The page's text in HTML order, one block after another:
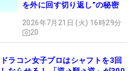
を外に回す切り返し”の秘密
2026年7月21日 (火) 16時29分
20
ドラコン女子プロはシャフトを3回